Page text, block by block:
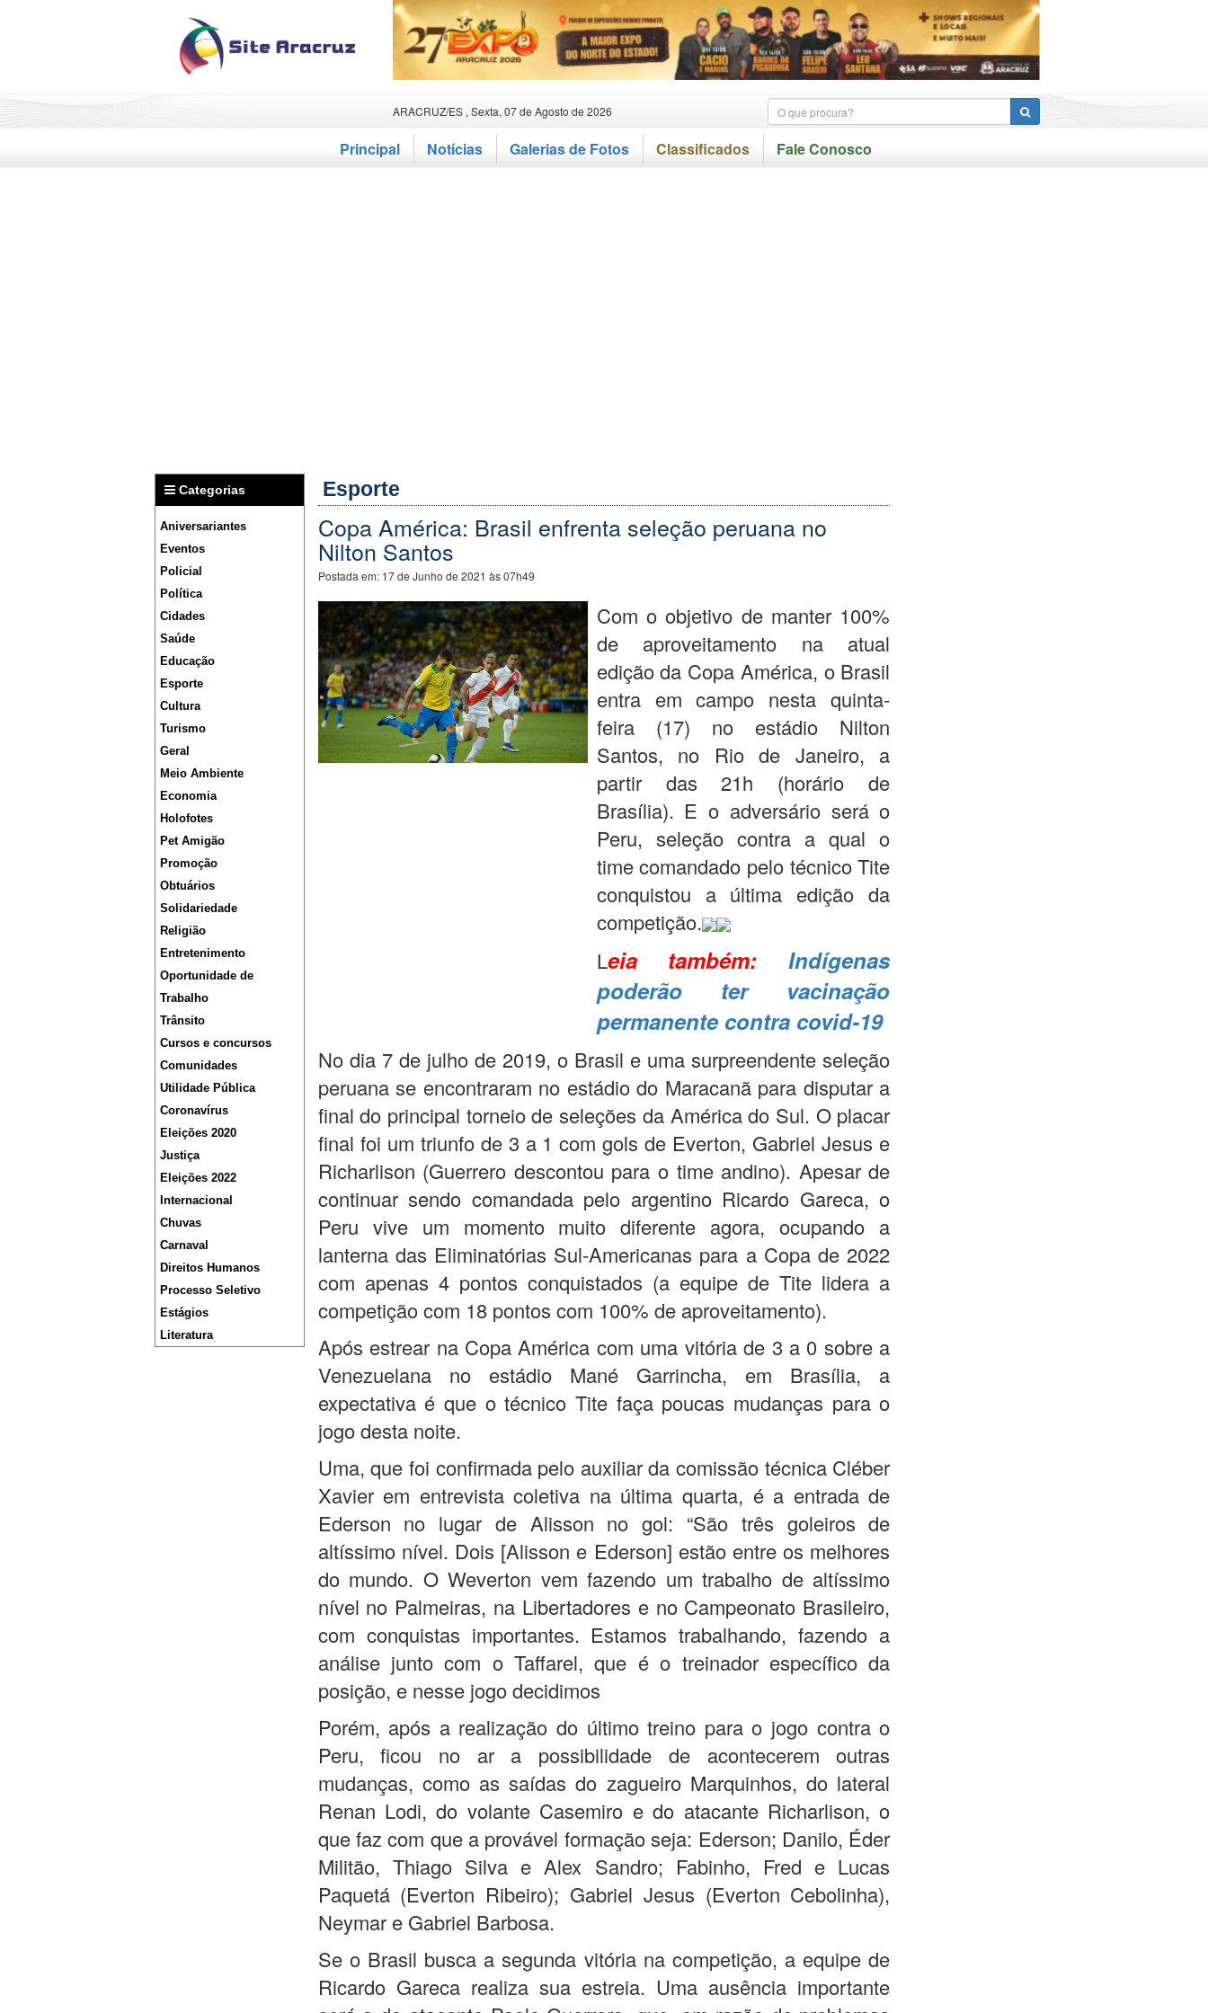
ARACRUZ/ES , Sexta, 07 de Agosto de 2026
Principal Notícias Galerias de Fotos Classificados Fale Conosco
Categorias
Aniversariantes
Eventos
Policial
Política
Cidades
Saúde
Educação
Esporte
Cultura
Turismo
Geral
Meio Ambiente
Economia
Holofotes
Pet Amigão
Promoção
Obtuários
Solidariedade
Religião
Entretenimento
Oportunidade de
Trabalho
Trânsito
Cursos e concursos
Comunidades
Utilidade Pública
Coronavírus
Eleições 2020
Justiça
Eleições 2022
Internacional
Chuvas
Carnaval
Direitos Humanos
Processo Seletivo
Estágios
Literatura
Esporte
Copa América: Brasil enfrenta seleção peruana no
Nilton Santos
Postada em: 17 de Junho de 2021 às 07h49
Com o objetivo de manter 100%
de aproveitamento na atual
edição da Copa América, o Brasil
entra em campo nesta quinta-
feira (17) no estádio Nilton
Santos, no Rio de Janeiro, a
partir das 21h (horário de
Brasília). E o adversário será o
Peru, seleção contra a qual o
time comandado pelo técnico Tite
conquistou a última edição da
competição.
Leia também:Indígenas
poderão ter vacinação
permanente contra covid-19
No dia 7 de julho de 2019, o Brasil e uma surpreendente seleção
peruana se encontraram no estádio do Maracanã para disputar a
final do principal torneio de seleções da América do Sul. O placar
final foi um triunfo de 3 a 1 com gols de Everton, Gabriel Jesus e
Richarlison (Guerrero descontou para o time andino). Apesar de
continuar sendo comandada pelo argentino Ricardo Gareca, o
Peru vive um momento muito diferente agora, ocupando a
lanterna das Eliminatórias Sul-Americanas para a Copa de 2022
com apenas 4 pontos conquistados (a equipe de Tite lidera a
competição com 18 pontos com 100% de aproveitamento).
Após estrear na Copa América com uma vitória de 3 a 0 sobre a
Venezuelana no estádio Mané Garrincha, em Brasília, a
expectativa é que o técnico Tite faça poucas mudanças para o
jogo desta noite.
Uma, que foi confirmada pelo auxiliar da comissão técnica Cléber
Xavier em entrevista coletiva na última quarta, é a entrada de
Ederson no lugar de Alisson no gol: “São três goleiros de
altíssimo nível. Dois [Alisson e Ederson] estão entre os melhores
do mundo. O Weverton vem fazendo um trabalho de altíssimo
nível no Palmeiras, na Libertadores e no Campeonato Brasileiro,
com conquistas importantes. Estamos trabalhando, fazendo a
análise junto com o Taffarel, que é o treinador específico da
posição, e nesse jogo decidimos
Porém, após a realização do último treino para o jogo contra o
Peru, ficou no ar a possibilidade de acontecerem outras
mudanças, como as saídas do zagueiro Marquinhos, do lateral
Renan Lodi, do volante Casemiro e do atacante Richarlison, o
que faz com que a provável formação seja: Ederson; Danilo, Éder
Militão, Thiago Silva e Alex Sandro; Fabinho, Fred e Lucas
Paquetá (Everton Ribeiro); Gabriel Jesus (Everton Cebolinha),
Neymar e Gabriel Barbosa.
Se o Brasil busca a segunda vitória na competição, a equipe de
Ricardo Gareca realiza sua estreia. Uma ausência importante